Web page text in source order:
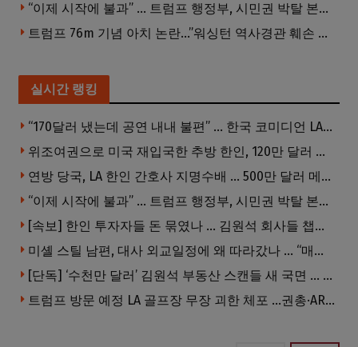
“이제 시작에 불과” … 트럼프 행정부, 시민권 박탈 본격화
트럼프 76m 기념 아치 논란…”워싱턴 역사경관 훼손 우려”
실시간 랭킹
“170달러 냈는데 공연 내내 불편” … 한국 코미디언 LA공연, 음향 불량에 외모 비하 개그 논란
위조여권으로 미국 재입국한 추방 한인, 120만 달러 은행 사기 행각
연방 당국, LA 한인 간호사 지명수배 … 500만 달러 메디캐어 사기, 선고 직전 한국 도주
“이제 시작에 불과” … 트럼프 행정부, 시민권 박탈 본격화
[속보] 한인 투자자들 돈 묶였나 … 김원석 회사들 챕터7 강제파산·자진파산 잇따라 신청
미셸 스틸 남편, 대사 외교일정에 왜 따라갔나 … “매우 이례적”
[단독] ‘수천만 달러’ 김원석 부동산 스캔들 새 국면 … 한인 투자자들 소송 잇따라 ‘디폴트’ 절차
트럼프 방문 예정 LA 골프장 무장 괴한 체포 …권총·AR 소총 소지